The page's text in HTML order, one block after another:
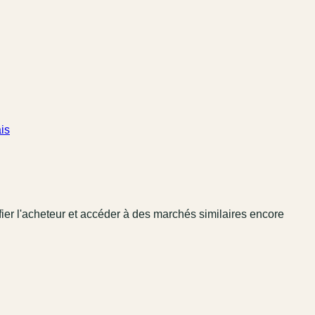
l'acheteur et accéder à des marchés similaires encore